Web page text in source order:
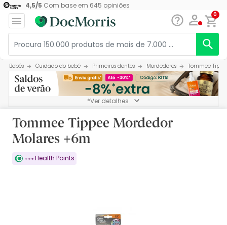
4,5/5 Com base em 645 opiniões
0
Bebés Cuidado do bebé Primeiros dentes Mordedores Tommee
*Ver detalhes
Tommee Tippee Mordedor
Molares +6m
Health Points